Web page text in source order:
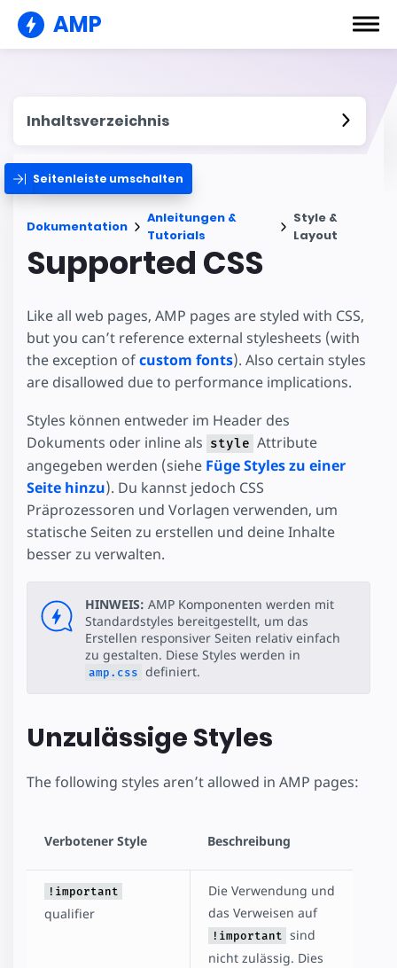
AMP
Inhaltsverzeichnis
Seitenleiste umschalten
Dokumentation
Anleitungen &
Tutorials
Style &
Layout
Supported CSS
Like all web pages, AMP pages are styled with CSS,
but you can’t reference external stylesheets (with
the exception ofcustom fonts). Also certain styles
are disallowed due to performance implications.
Styles können entweder im Header des
Dokuments oder inline als style Attribute
angegeben werden (siehe Füge Styles zu einer
Seite hinzu). Du kannst jedoch CSS
Präprozessoren und Vorlagen verwenden, um
statische Seiten zu erstellen und deine Inhalte
besser zu verwalten.
HINWEIS: AMP Komponenten werden mit
Standardstyles bereitgestellt, um das
Erstellen responsiver Seiten relativ einfach
zu gestalten. Diese Styles werden in
amp.css definiert.
Unzulässige Styles
The following styles aren’t allowed in AMP pages:
Verbotener Style Beschreibung
!important
qualifier
Die Verwendung und
das Verweisen auf
!important sind
nicht zulässig. Dies